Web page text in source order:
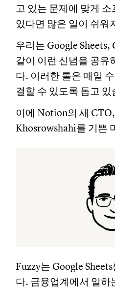
고 있는 문제에 맞게
있다면 많은 일이 쉬워
우리는 Google Sheets,
같이 이런 신념을 공유
다. 이러한 툴은 매일
결할 수 있도록 돕고
이에 Notion의 새
Khosrowshahi를 기쁜
Fuzzy는 Google
다. 금융업계에서 일하